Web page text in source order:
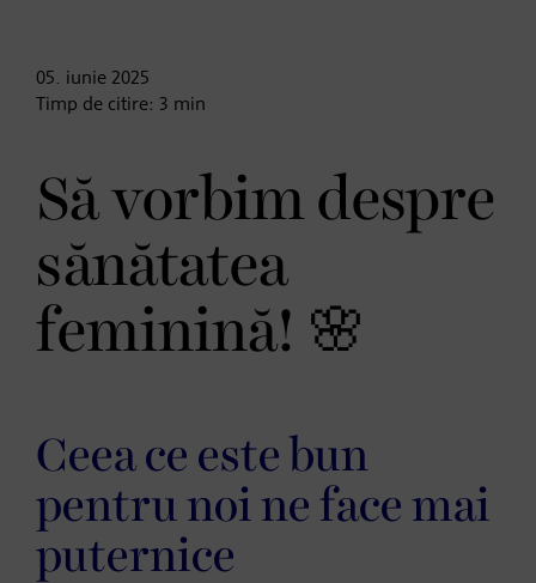
05. iunie 2025
Timp de citire: 3 min
Să vorbim despre
sănătatea
feminină! 🌸
Ceea ce este bun
pentru noi ne face mai
puternice